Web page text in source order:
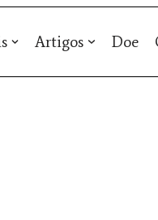
Artigos Doe